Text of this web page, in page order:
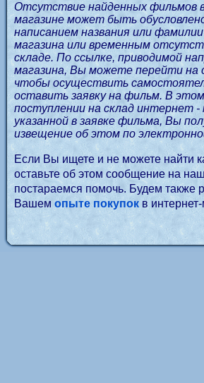
Отсутствие найденных фильмов
магазине может быть
написанием названия или
магазина или временным
складе. По ссылке, приводимой
магазина, Вы можете перейти на
чтобы осуществить
оставить заявку на фильм. В
поступлении на склад интернет -
указанной в заявке фильма, Вы
извещение об этом по
Если Вы ищете и не можете найти
оставьте об этом сообщение на
постараемся помочь. Будем также
Вашем опыте покупок в